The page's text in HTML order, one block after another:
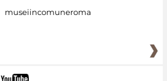
museiincomuneroma